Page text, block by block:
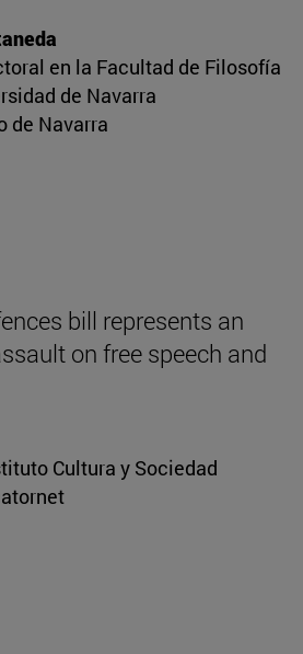
en la Facultad de Filosofía
de Navarra
de Navarra
bill represents an
on free speech and
Cultura y Sociedad